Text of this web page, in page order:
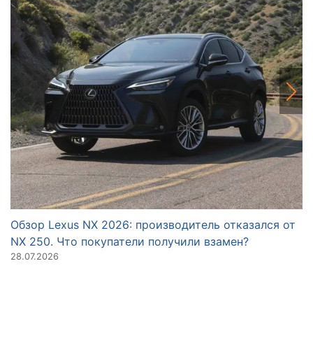
Обзор Lexus NX 2026: производитель отказался от
NX 250. Что покупатели получили взамен?
28.07.2026